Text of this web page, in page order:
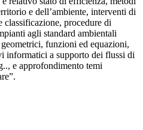
e dell’ambiente, interventi di
classificazione, procedure di
agli standard ambientali
funzioni ed equazioni,
informatici a supporto dei flussi di
e approfondimento temi